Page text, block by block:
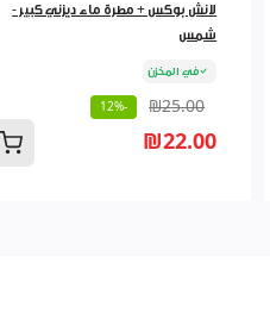
لانش بوكس + مطرة ماء ديزني كبير -
شمس
في المخزن
₪25.00
-12%
₪22.00